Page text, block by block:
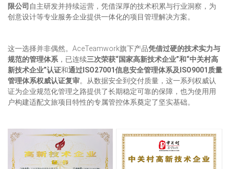
限公司 自主研发并持续运营，凭借深厚的技术积累与行业洞察，为
创意设计等专业服务企业提供一体化的项目管理解决方案。
这一选择并非偶然。AceTeamwork旗下产品凭借过硬的技术实力与
规范的管理体系 ，已连续三次荣获“国家高新技术企业”和“中关村高
新技术企业”认证和通过ISO27001信息安全管理体系及ISO9001质量
管理体系权威认证复审。从数据安全到交付质量，这一系列权威认
证为企业规范化管理之路提供了长期稳定可靠的保障，也为使用用
户构建适配文旅项目特性的专属管控体系奠定了坚实基础。